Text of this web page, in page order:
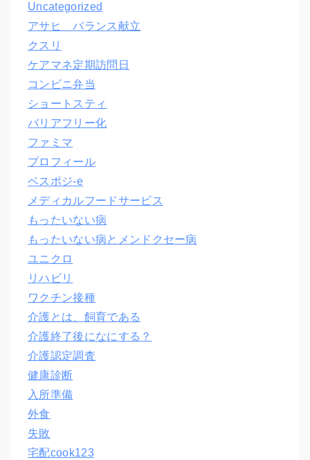
Uncategorized
アサヒ バランス献立
クスリ
ケアマネ定期訪問日
コンビニ弁当
ショートスティ
バリアフリー化
ファミマ
プロフィール
ベスポジ-e
メディカルフードサービス
もったいない病
もったいない病とメンドクセー病
ユニクロ
リハビリ
ワクチン接種
介護とは、飼育である
介護終了後になにする？
介護認定調査
健康診断
入所準備
外食
失敗
宅配cook123